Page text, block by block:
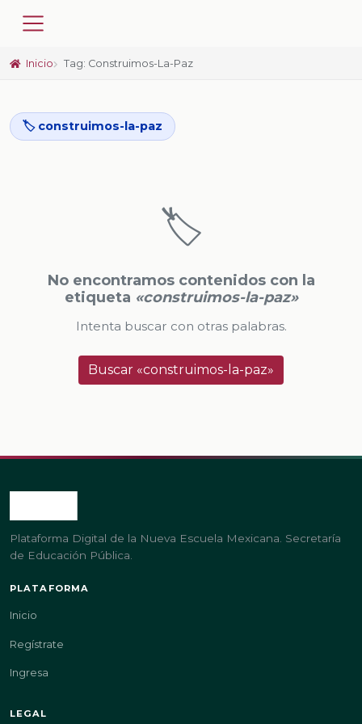
Inicio Tag: Construimos-La-Paz
🏷️ construimos-la-paz
🏷️
No encontramos contenidos con la
etiqueta «construimos-la-paz»
Intenta buscar con otras palabras.
Buscar «construimos-la-paz»
Plataforma Digital de la Nueva Escuela Mexicana. Secretaría
de Educación Pública.
PLATAFORMA
Inicio
Regístrate
Ingresa
LEGAL